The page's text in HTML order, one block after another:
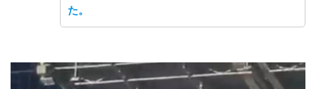
た。